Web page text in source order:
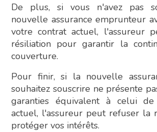
De plus, si vous n'avez pas
nouvelle assurance emprunteur
votre contrat actuel, l'assureur
résiliation pour garantir la
couverture.
Pour finir, si la nouvelle
souhaitez souscrire ne présente
garanties équivalent à celui
actuel, l'assureur peut refuser la
protéger vos intérêts.